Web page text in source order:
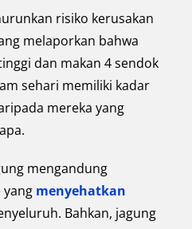
risiko kerusakan
melaporkan bahwa
dan makan 4 sendok
sehari memiliki kadar
mereka yang
mengandung
menyehatkan
Bahkan, jagung